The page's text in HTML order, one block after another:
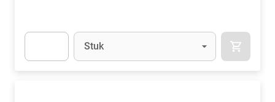
Eenheid
Stuk